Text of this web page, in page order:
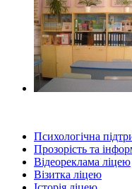
Психологічна
Прозорість та
Відеореклама ліцею
Візитка ліцею